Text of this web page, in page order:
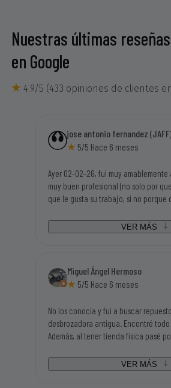
Nuestras últimas reseñas
en Google
4.9/5 (433 opiniones de clientes
jose antonio fernandez
5/5 Hace 6 meses
Ayer 02-02-26, fui muy amablemente
muy buen profesional (no solo por
que le gusta su trabajo, si no porque
disponian de los repuestos que
seguir utilizandola. Tampoco me
piezas que necesitaba y con buen
volveré a su tienda.
VER MÁS
Miguel Ángel Hermoso
5/5 Hace 6 meses
No los conocía y fui a buscar
desbrozadora antigua. Encontré
Además, al tener tienda física pasé
chico que me atendió, me ayudo en
asesoró fenomenal. Además de un
VER MÁS